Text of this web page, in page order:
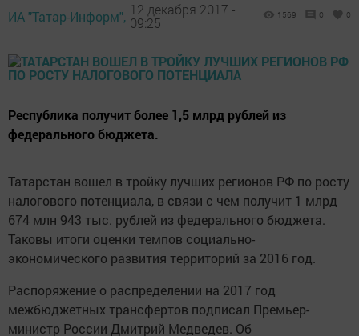
ИА "Татар-Информ", 12 декабря 2017 -
09:25
1569 0 0
Республика получит более 1,5 млрд рублей из
федерального бюджета.
Татарстан вошел в тройку лучших регионов РФ по росту
налогового потенциала, в связи с чем получит 1 млрд
674 млн 943 тыс. рублей из федерального бюджета.
Таковы итоги оценки темпов социально-
экономического развития территорий за 2016 год.
Распоряжение о распределении на 2017 год
межбюджетных трансфертов подписал Премьер-
министр России Дмитрий Медведев. Об